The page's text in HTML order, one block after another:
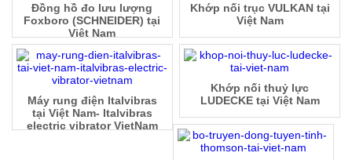
Đồng hồ đo lưu lượng
Foxboro (SCHNEIDER) tại
Việt Nam
Khớp nối trục VULKAN tại
Việt Nam
Máy rung điện Italvibras
tại Việt Nam- Italvibras
electric vibrator VietNam
Khớp nối thuỷ lực
LUDECKE tại Việt Nam